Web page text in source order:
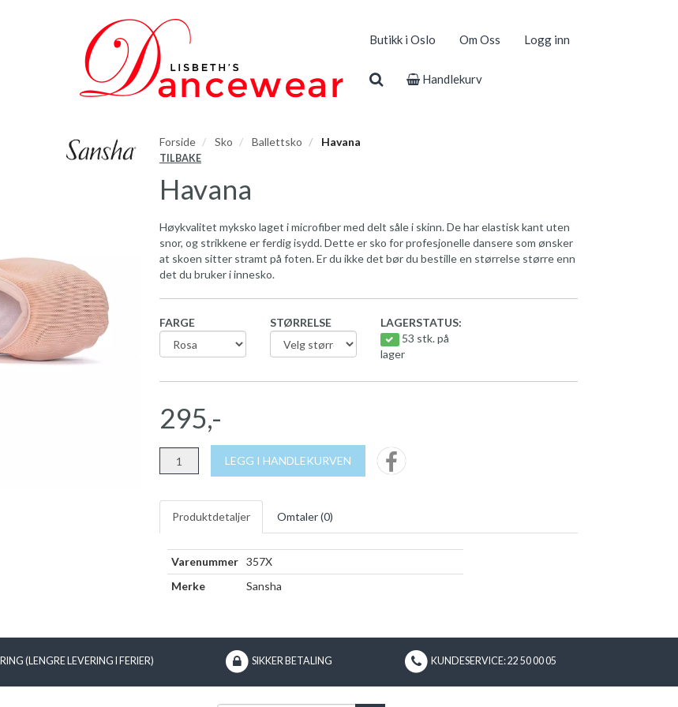
Butikk i Oslo Om Oss Logg inn
Handlekurv
Forside Sko Ballettsko Havana
TILBAKE
Havana
Høykvalitet myksko laget i microfiber med delt såle i skinn. De har elastisk kant uten
snor, og strikkene er ferdig isydd. Dette er sko for profesjonelle dansere som ønsker
at skoen sitter stramt på foten. Er du ikke det bør du bestille en størrelse større enn
det du bruker i innesko.
FARGE STØRRELSE
LAGERSTATUS:
53 stk. på
lager
295,-
LEGG I HANDLEKURVEN
Produktdetaljer Omtaler (0)
Varenummer 357X
Merke
Sansha
(LENGRE LEVERING I FERIER) SIKKER BETALING KUNDESERVICE: 22 50 00 05